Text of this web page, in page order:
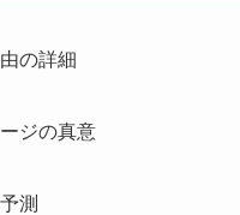
の詳細
ジの真意
測